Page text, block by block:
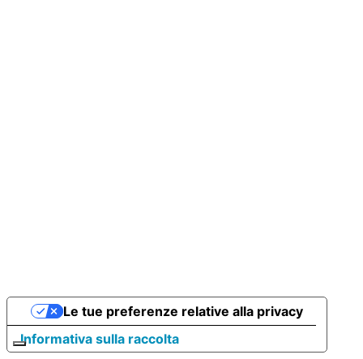
Informativa sulla raccolta
Le tue preferenze relative alla privacy